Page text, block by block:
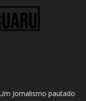
Jornalismo pautado